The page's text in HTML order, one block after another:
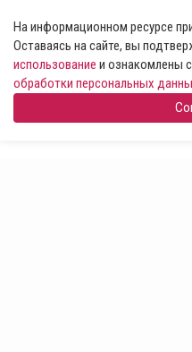
На информационном ресурсе
Оставаясь на сайте, вы
использование и ознакомлены с
обработки персональных